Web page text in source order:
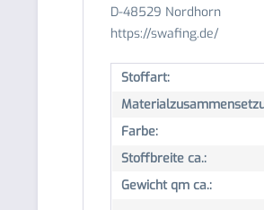
D-48529 Nordhorn
https://swafing.de/
Stoffart:
Farbe:
Stoffbreite ca.:
Gewicht qm ca.: